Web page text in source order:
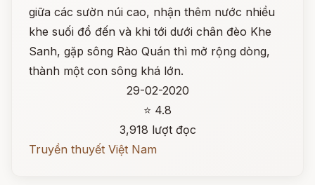
giữa các sườn núi cao, nhận thêm nước nhiều
khe suối đổ đến và khi tới dưới chân đèo Khe
Sanh, gặp sông Rào Quán thì mở rộng dòng,
thành một con sông khá lớn.
29-02-2020
⭐ 4.8
3,918 lượt đọc
Truyền thuyết Việt Nam